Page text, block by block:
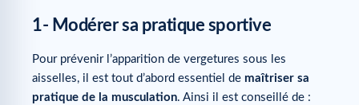
1- Modérer sa pratique sportive
Pour prévenir l’apparition de vergetures sous les
aisselles, il est tout d’abord essentiel de maîtriser sa
pratique de la musculation. Ainsi il est conseillé de :